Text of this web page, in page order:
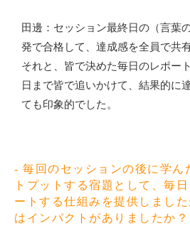
田邊：セッション最終日の（言葉
発で合格して、達成感を全員で共
それと、皆で決めた毎日のレポー
日まで皆で追いかけて、結果的に
ても印象的でした。
- 毎回のセッションの後に学ん
トプットする宿題として、毎
ートする仕組みを提供しまし
はインパクトがありましたか？